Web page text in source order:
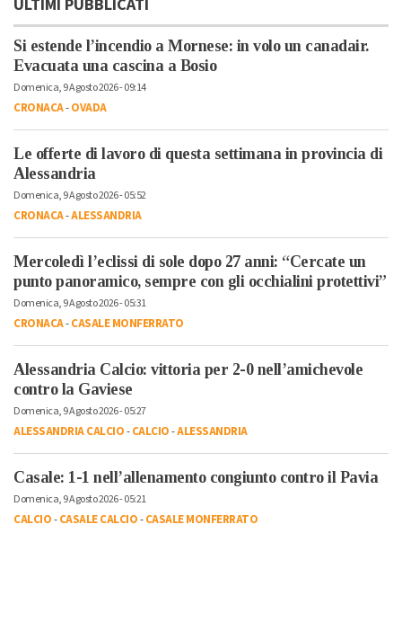
ULTIMI PUBBLICATI
Si estende l’incendio a Mornese: in volo un canadair.
Evacuata una cascina a Bosio
Domenica, 9 Agosto 2026 - 09:14
CRONACA-OVADA
Le offerte di lavoro di questa settimana in provincia di
Alessandria
Domenica, 9 Agosto 2026 - 05:52
CRONACA-ALESSANDRIA
Mercoledì l’eclissi di sole dopo 27 anni: “Cercate un
punto panoramico, sempre con gli occhialini protettivi”
Domenica, 9 Agosto 2026 - 05:31
CRONACA-CASALE MONFERRATO
Alessandria Calcio: vittoria per 2-0 nell’amichevole
contro la Gaviese
Domenica, 9 Agosto 2026 - 05:27
ALESSANDRIA CALCIO-CALCIO-ALESSANDRIA
Casale: 1-1 nell’allenamento congiunto contro il Pavia
Domenica, 9 Agosto 2026 - 05:21
CALCIO-CASALE CALCIO-CASALE MONFERRATO